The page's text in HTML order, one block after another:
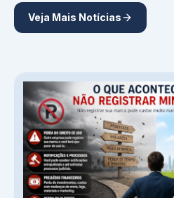
Veja Mais Notícias